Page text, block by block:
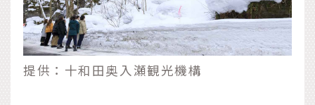
提供：十和田奥入瀬観光機構